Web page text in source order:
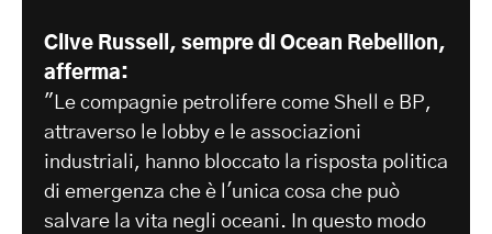
Clive Russell, sempre di Ocean Rebellion,
afferma:
"Le compagnie petrolifere come Shell e BP,
attraverso le lobby e le associazioni
industriali, hanno bloccato la risposta politica
di emergenza che è l'unica cosa che può
salvare la vita negli oceani. In questo modo